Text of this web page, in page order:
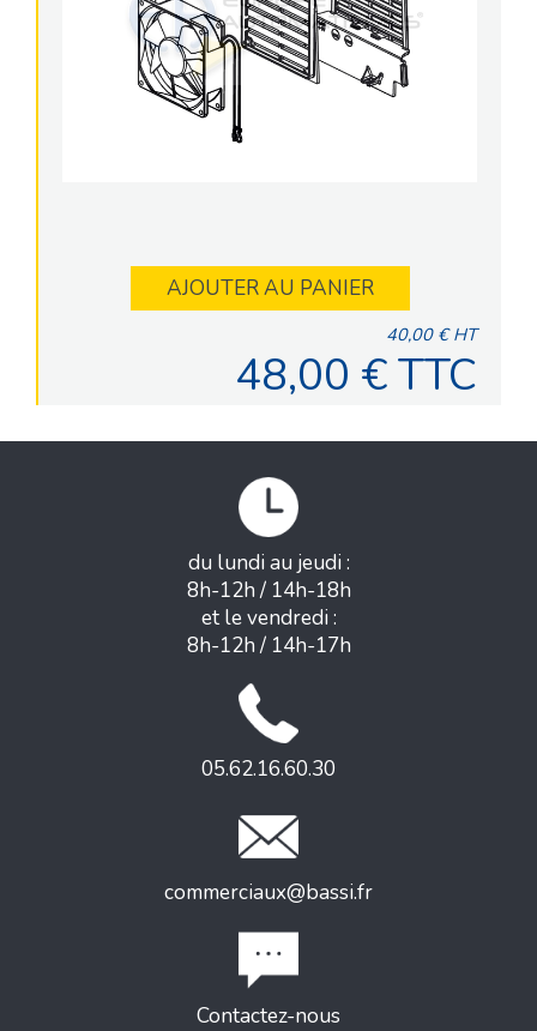
AJOUTER AU PANIER
40,00 € HT
48,00 € TTC
du lundi au jeudi :
8h-12h / 14h-18h
et le vendredi :
8h-12h / 14h-17h
05.62.16.60.30
commerciaux@bassi.fr
Contactez-nous